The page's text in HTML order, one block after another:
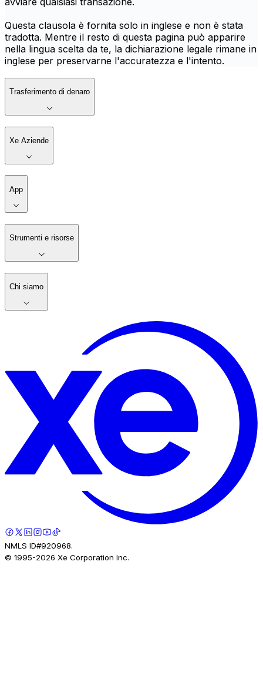
Questa clausola è fornita solo in inglese e non è stata
tradotta. Mentre il resto di questa pagina può apparire
nella lingua scelta da te, la dichiarazione legale rimane in
inglese per preservarne l'accuratezza e l'intento.
Trasferimento di denaro
Xe Aziende
App
Strumenti e risorse
Chi siamo
NMLS ID#920968.
© 1995-2026 Xe Corporation Inc.